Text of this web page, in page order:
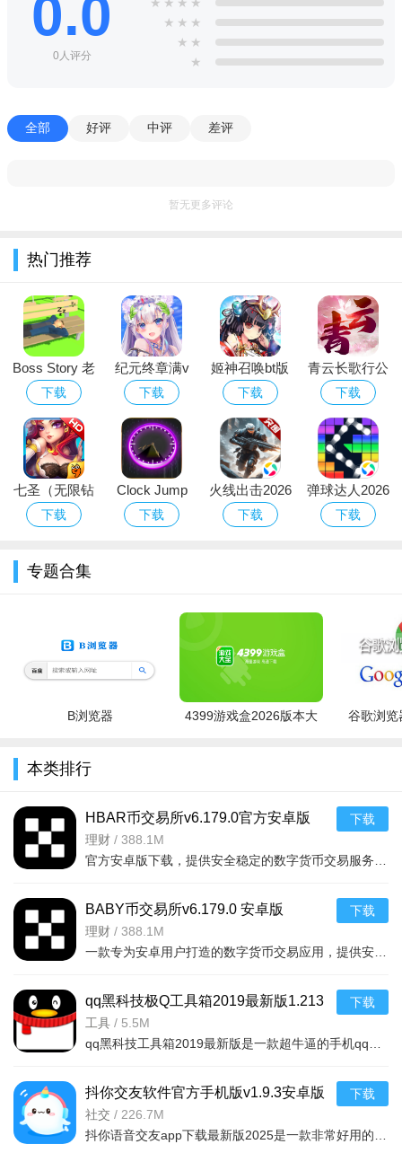
屏可检查系统版本是否低于安卓6.0；卡顿时可关闭特效或降低画
质。游戏存档默认保存在本地，卸载前请手动备份至云端。
安装前关闭省电模式和后台同步，避免中途中断。若
模式下游玩，体验更佳。
0.0
0人评分
★ ★ ★
★ ★
★
全部 好评 中评 差评
暂无更多评论
热门推荐
Boss Story 老
板的故事
下载
纪元终章满v
版
下载
姬神召唤bt版
下载
青云长歌行公
益版
下载
七圣（无限钻
石内购）
下载
Clock Jump
时钟跳跃
下载
火线出击2026
最新版下载
下载
弹球达人2026
最新版下载
下载
专题合集
B浏览器
4399游戏盒2026版本大
谷歌浏览
本类排行
HBAR币交易所v6.179.0官方安卓版
理财 / 388.1M
下载
BABY币交易所v6.179.0 安卓版
理财 / 388.1M
下载
qq黑科技极Q工具箱2019最新版1.213
破解版
工具 / 5.5M
下载
抖你交友软件官方手机版v1.9.3安卓版
社交 / 226.7M
下载